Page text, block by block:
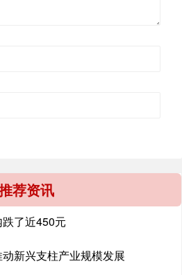
荐资讯
了近450元
新兴支柱产业规模发展